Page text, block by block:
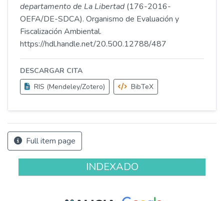
departamento de La Libertad (176-2016-
OEFA/DE-SDCA). Organismo de Evaluación y
Fiscalización Ambiental.
https://hdl.handle.net/20.500.12788/487
DESCARGAR CITA
RIS (Mendeley/Zotero)
BibTeX
Full item page
INDEXADO